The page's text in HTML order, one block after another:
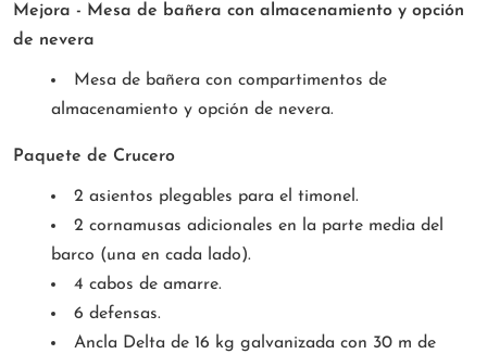
Mejora - Mesa de bañera con almacenamiento y opción
de nevera
Mesa de bañera con compartimentos de
almacenamiento y opción de nevera.
Paquete de Crucero
2 asientos plegables para el timonel.
2 cornamusas adicionales en la parte media del
barco (una en cada lado).
4 cabos de amarre.
6 defensas.
Ancla Delta de 16 kg galvanizada con 30 m de